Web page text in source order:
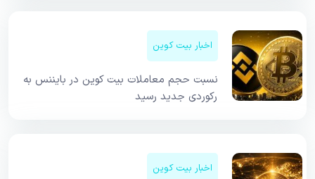
اخبار بیت کوین
نسبت حجم معاملات بیت کوین در بایننس به
رکوردی جدید رسید
اخبار بیت کوین